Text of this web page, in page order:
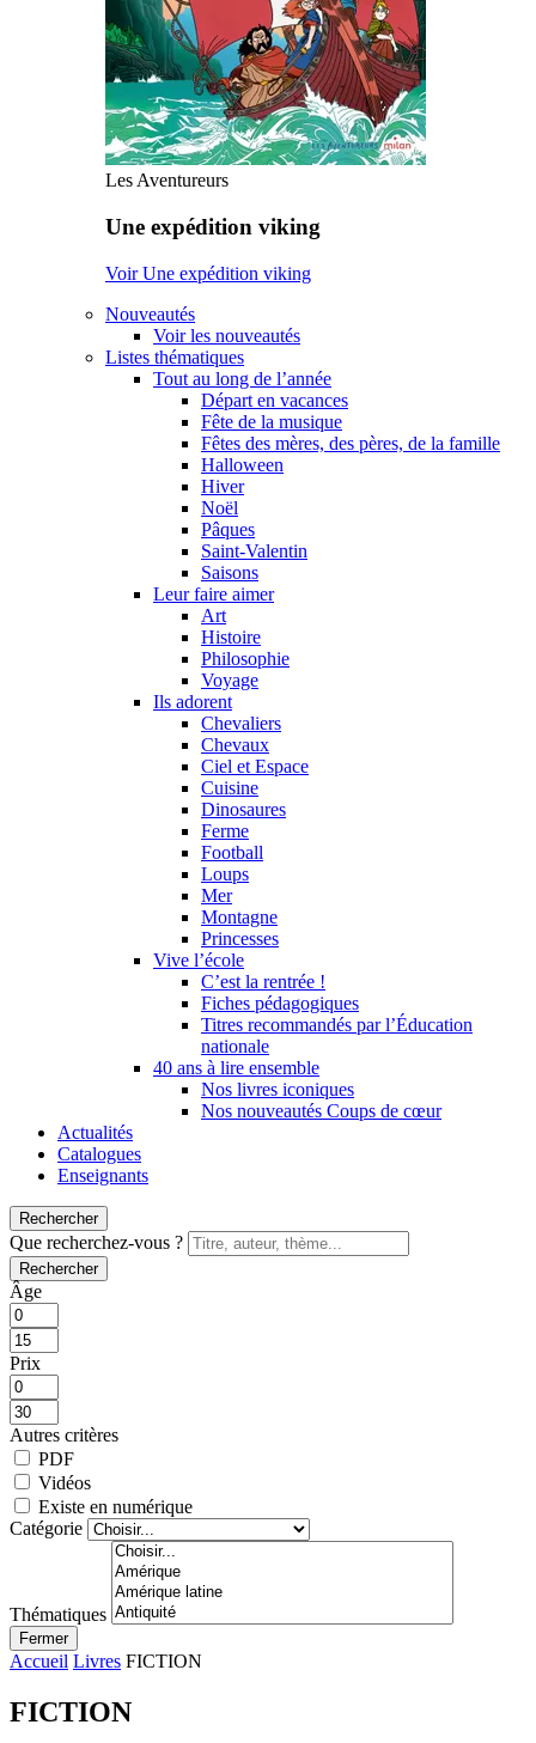
Les Aventureurs
Une expédition viking
Voir Une expédition viking
Nouveautés
Voir les nouveautés
Listes thématiques
Tout au long de l’année
Départ en vacances
Fête de la musique
Fêtes des mères, des pères, de la famille
Halloween
Hiver
Noël
Pâques
Saint-Valentin
Saisons
Leur faire aimer
Art
Histoire
Philosophie
Voyage
Ils adorent
Chevaliers
Chevaux
Ciel et Espace
Cuisine
Dinosaures
Ferme
Football
Loups
Mer
Montagne
Princesses
Vive l’école
C’est la rentrée !
Fiches pédagogiques
Titres recommandés par l’Éducation
nationale
40 ans à lire ensemble
Nos livres iconiques
Nos nouveautés Coups de cœur
Actualités
Catalogues
Enseignants
Rechercher
Que recherchez-vous ?
Rechercher
Âge
Prix
Autres critères
PDF
Vidéos
Existe en numérique
Catégorie
Thématiques
Fermer
Accueil Livres FICTION
FICTION